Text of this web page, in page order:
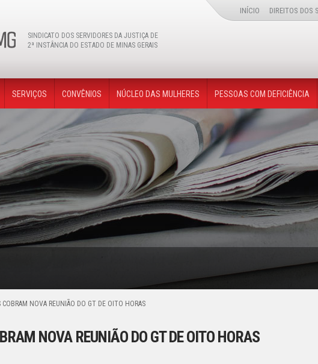
SINDICATO DOS SERVIDORES DA JUSTIÇA DE
2ª INSTÂNCIA DO ESTADO DE MINAS GERAIS
INÍCIO DIREITOS DOS
SERVIÇOS CONVÊNIOS NÚCLEO DAS MULHERES PESSOAS COM DEFICIÊNCIA
COBRAM NOVA REUNIÃO DO GT DE OITO HORAS
NOVA REUNIÃO DO GT DE OITO HORAS